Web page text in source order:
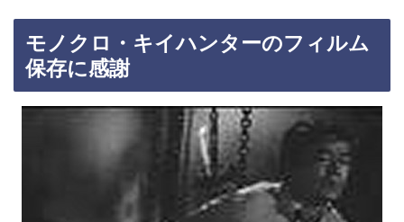
モノクロ・キイハンターのフィルム
保存に感謝